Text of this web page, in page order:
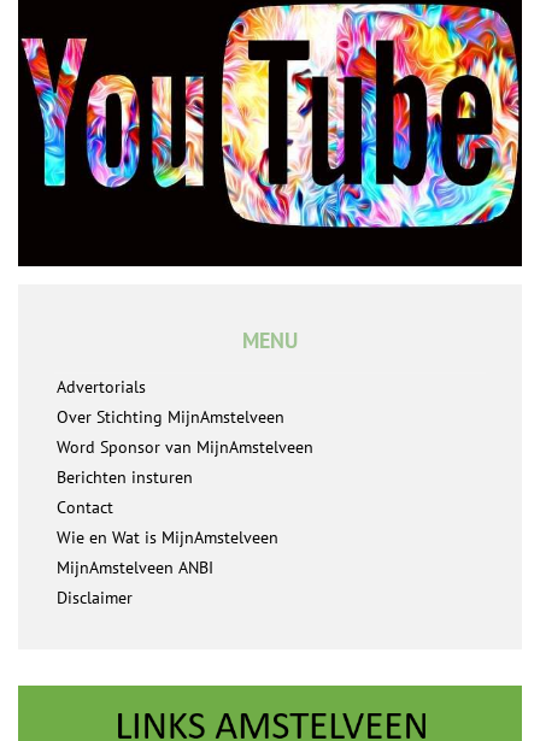
MENU
Advertorials
Over Stichting MijnAmstelveen
Word Sponsor van MijnAmstelveen
Berichten insturen
Contact
Wie en Wat is MijnAmstelveen
MijnAmstelveen ANBI
Disclaimer